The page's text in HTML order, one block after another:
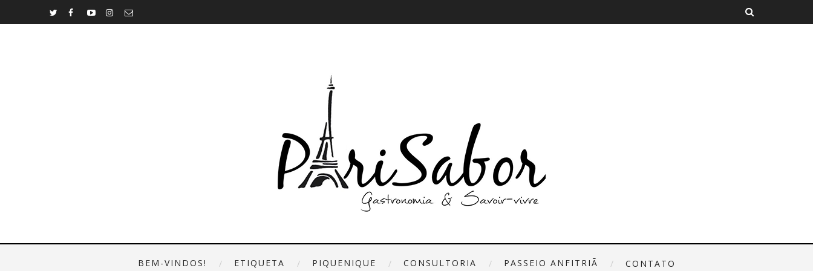
BEM-VINDOS! ETIQUETA PIQUENIQUE CONSULTORIA PASSEIO ANFITRIÃ CONTATO